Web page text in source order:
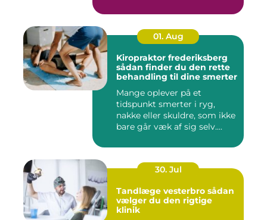
01. Aug
Kiropraktor frederiksberg
sådan finder du den rette
behandling til dine smerter
Mange oplever på et
tidspunkt smerter i ryg,
nakke eller skuldre, som ikke
bare går væk af sig selv....
30. Jul
Tandlæge vesterbro sådan
vælger du den rigtige
klinik